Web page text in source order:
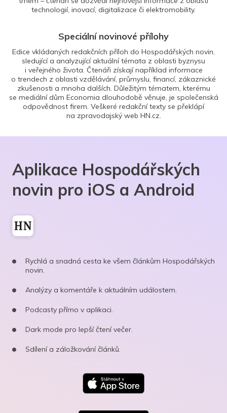
technologií, inovací, digitalizace či elektromobility.
Speciální novinové přílohy
Edice vkládaných redakčních příloh do Hospodářských novin,
sledující a analyzující aktuální témata z oblasti byznysu
i veřejného života. Čtenáři získají například informace
o trendech z oblasti vzdělávání, průmyslu, financí, zákaznické
zkušenosti a mnoha dalších. Důležitým tématem, kterému
se mediální dům Economia dlouhodobě věnuje, je společenská
odpovědnost firem. Veškeré redakční texty se překlápí
na zpravodajský web HN.cz.
Aplikace Hospodářských
novin pro iOS a Android
Rychlá a snadná cesta ke všem článkům Hospodářských
novin.
Analýzy a komentáře k aktuálním událostem.
Podcasty přímo v aplikaci.
Dark mode pro lepší čtení večer.
Sdílení a záložkování článků.